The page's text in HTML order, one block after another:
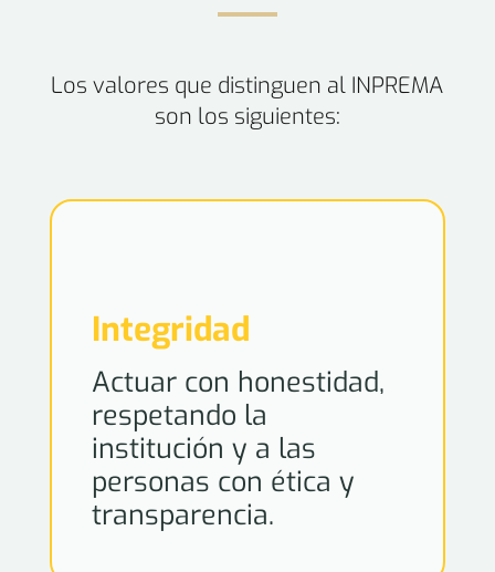
Los valores que distinguen al INPREMA
son los siguientes:
Integridad
Actuar con honestidad,
respetando la
institución y a las
personas con ética y
transparencia.